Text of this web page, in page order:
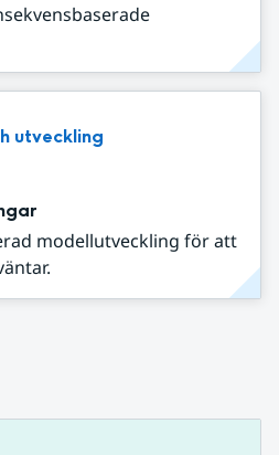
utveckling
modellutveckling för att